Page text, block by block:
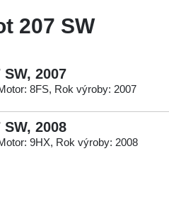
207 SW
2007
8FS, Rok výroby: 2007
2008
9HX, Rok výroby: 2008